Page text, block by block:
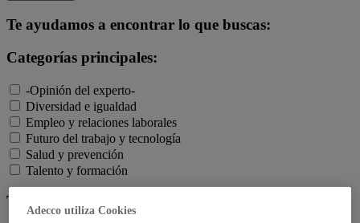
Te ayudamos a encontrar lo que buscas:
Categorías principales:
-Opinión del experto-
Diversidad e igualdad
Empleo y relaciones laborales
Futuro del trabajo y tecnología
Salud y prevención
Talento y formación
Temas de actualidad:
Adecco utiliza Cookies